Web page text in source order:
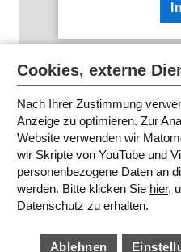
SITEMAP
IMPRESSUM
BARRIEREFREIHEIT
Cookies, externe
Nach Ihrer Zustimmung
Anzeige zu optimieren. Zur
Website verwenden wir
wir Skripte von YouTube und
personenbezogene Daten an
werden. Bitte klicken Sie hier,
Datenschutz zu erhalten.
Ablehnen